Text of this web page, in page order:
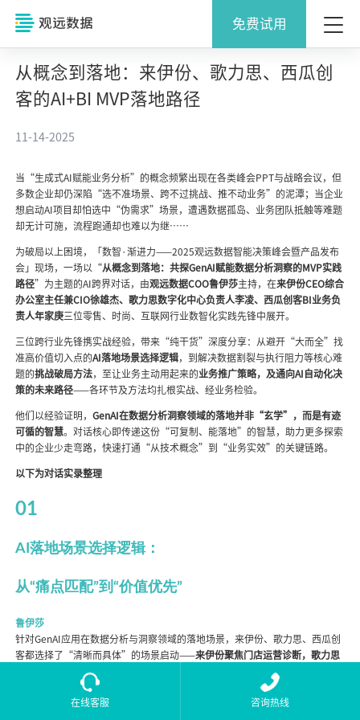
免费试用
从概念到落地：来伊份、歌力思、西瓜创
客的AI+BI MVP落地路径
11-14-2025
当“生成式AI赋能业务分析”的概念频繁出现在各类峰会PPT与战略会议，但
多数企业却仍深陷“选不准场景、跨不过挑战、推不动业务”的泥潭；当企业
想启动AI项目却怕选中“伪需求”场景，遭遇数据孤岛、业务团队抵触等难题
却无计可施，流程跑通却也难以为继……
为破局以上困境，「数智·渐进力——2025观远数据智能决策峰会暨产品发布
会」现场，一场以“从概念到落地：共探GenAI赋能数据分析洞察的MVP实践
路径”为主题的AI跨界对话，由观远数据COO鲁伊莎主持，在来伊份CEO综合
办公室主任兼CIO徐雄杰、歌力思数字化中心负责人李凌、西瓜创客BI业务负
责人年家庚三位零售、时尚、互联网行业数智化实践先锋中展开。
三位跨行业先锋携实战经验，带来“纯干货”深度分享：从避开“大而全”找
准高价值切入点的AI落地场景选择逻辑，到解决数据割裂与执行阻力等核心难
题的挑战破局方法，至让业务主动用起来的业务推广策略，及通向AI自动化决
策的未来路径——各环节及方法均扎根实战、经业务检验。
他们以经验证明，GenAI在数据分析洞察领域的落地并非“玄学”，而是有迹
可循的智慧。对话核心即传递这份“可复制、能落地”的智慧，助力更多探索
中的企业少走弯路，快速打通“从技术概念”到“业务实效”的关键链路。
以下为对话实录整理
01
AI落地场景选择逻辑：
从“痛点匹配”到“价值优先”
鲁伊莎
针对GenAI应用在数据分析与洞察领域的落地场景，来伊份、歌力思、西瓜创
客都选择了“清晰而具体”的场景启动——来伊份聚焦门店运营诊断，歌力思
瞄准周会数据分析，西瓜创客从流量转化切入。想请教各位：为何优先选择这
些场景作为GenAI在数据分析与洞察领域的切入点？
在线客服 咨询热线